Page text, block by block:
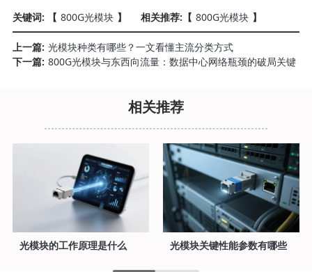
关键词: 【 800G光模块 】 相关推荐:【 800G光模块 】
上一篇: 光模块种类有哪些？一文看懂主流分类方式
下一篇: 800G光模块与东西向流量：数据中心网络瓶颈的破局关键
相关推荐
光模块的工作原理是什么 光模块关键性能参数有哪些